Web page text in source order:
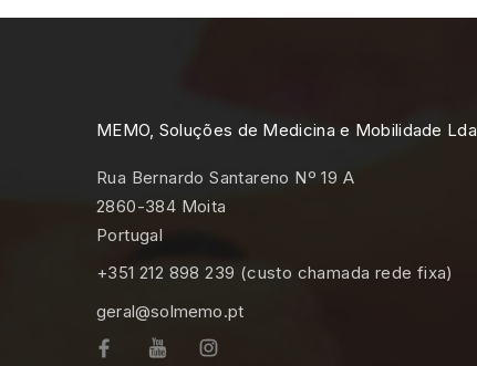
MEMO, Soluções de Medicina e Mobilidade Lda
Rua Bernardo Santareno Nº 19 A
2860-384 Moita
Portugal
+351 212 898 239 (custo chamada rede fixa)
geral@solmemo.pt